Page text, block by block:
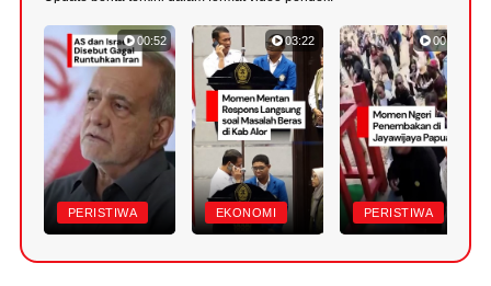
00:52
PERISTIWA
03:22
EKONOMI
00:42
PERISTIWA